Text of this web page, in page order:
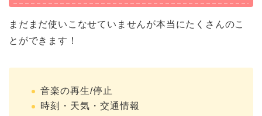
まだまだ使いこなせていませんが本当にたくさんのこ
とができます！
音楽の再生/停止
時刻・天気・交通情報